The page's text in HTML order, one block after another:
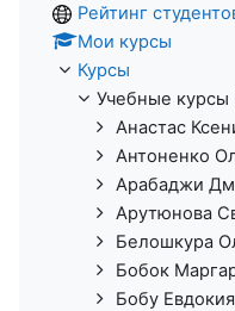
Рейтинг
Мои курсы
Курсы
Учебные
Анастас
Антоненко
Арабаджи
Арутюнова
Белошкура
Бобок
Бобу